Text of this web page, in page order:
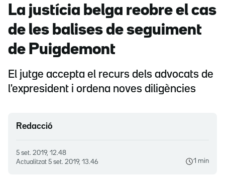
La justícia belga reobre el cas
de les balises de seguiment
de Puigdemont
El jutge accepta el recurs dels advocats de
l'expresident i ordena noves diligències
Redacció
5 set. 2019, 12.48
Actualitzat 5 set. 2019, 13.46 1 min